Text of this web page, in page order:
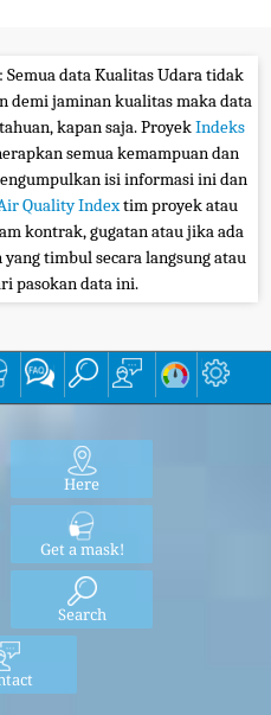
: Semua data Kualitas Udara tidak
demi jaminan kualitas maka data
kapan saja. ProyekIndeks
semua kemampuan dan
isi informasi ini dan
Quality Indextim proyek atau
kontrak, gugatan atau jika ada
timbul secara langsung atau
pasokan data ini.
Here
Get a mask!
Search